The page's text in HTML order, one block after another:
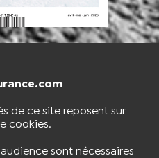
de ce site reposent sur
cookies.
sont nécessaires
BOUTIQUE